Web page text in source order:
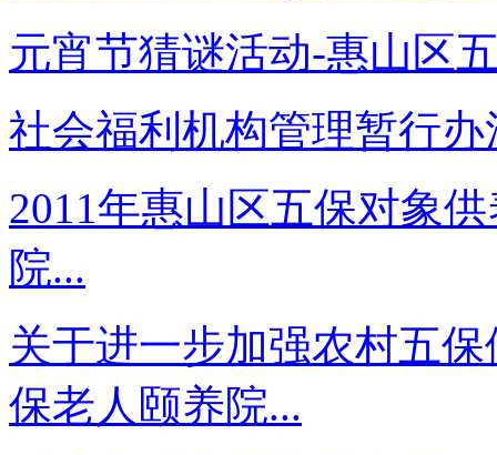
元宵节猜谜活动-惠山区
社会福利机构管理暂行
2011年惠山区五保对象
院...
关于进一步加强农村五
保老人颐养院...